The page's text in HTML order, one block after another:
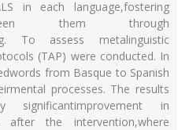
in each language,fostering
them through
To assess metalinguistic
(TAP) were conducted. In
from Basque to Spanish
processes. The results
significantimprovement in
after the intervention,where